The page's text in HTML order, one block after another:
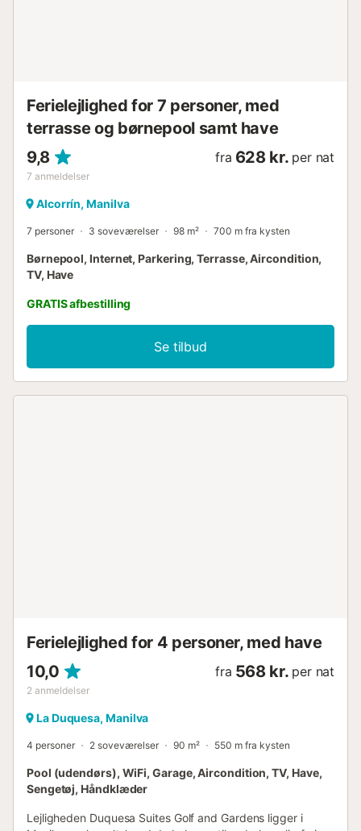
Ferielejlighed for 7 personer, med
terrasse og børnepool samt have
9,8
7 anmeldelser
fra 628 kr. per nat
Alcorrín, Manilva
7 personer 3 soveværelser 98 m² 700 m fra kysten
Børnepool, Internet, Parkering, Terrasse, Aircondition,
TV, Have
GRATIS afbestilling
Se tilbud
Ferielejlighed for 4 personer, med have
10,0
2 anmeldelser
fra 568 kr. per nat
La Duquesa, Manilva
4 personer 2 soveværelser 90 m² 550 m fra kysten
Pool (udendørs), WiFi, Garage, Aircondition, TV, Have,
Sengetøj, Håndklæder
Lejligheden Duquesa Suites Golf and Gardens ligger i